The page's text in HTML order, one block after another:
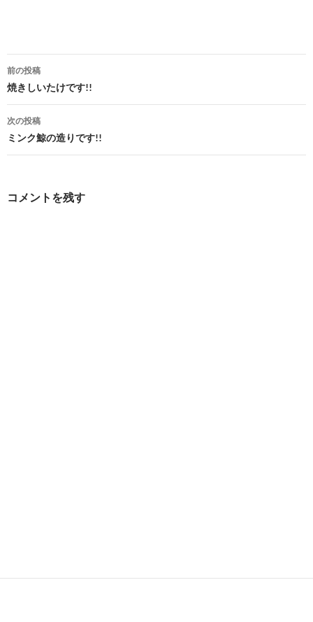
投
稿
ナ
ビ
前の投稿
焼きしいたけです!!
次の投稿
ミンク鯨の造りです!!
コメントを残す